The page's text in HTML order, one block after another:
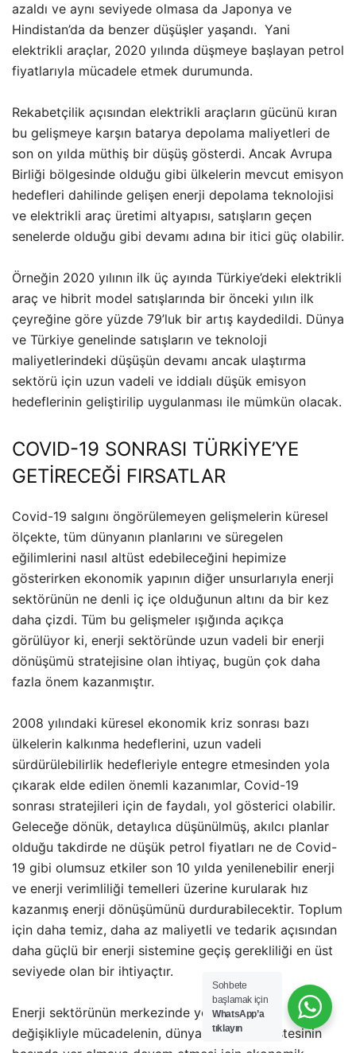
azaldı ve aynı seviyede olmasa da Japonya ve
Hindistan’da da benzer düşüşler yaşandı. Yani
elektrikli araçlar, 2020 yılında düşmeye başlayan petrol
fiyatlarıyla mücadele etmek durumunda.
Rekabetçilik açısından elektrikli araçların gücünü kıran
bu gelişmeye karşın batarya depolama maliyetleri de
son on yılda müthiş bir düşüş gösterdi. Ancak Avrupa
Birliği bölgesinde olduğu gibi ülkelerin mevcut emisyon
hedefleri dahilinde gelişen enerji depolama teknolojisi
ve elektrikli araç üretimi altyapısı, satışların geçen
senelerde olduğu gibi devamı adına bir itici güç olabilir.
Örneğin 2020 yılının ilk üç ayında Türkiye’deki elektrikli
araç ve hibrit model satışlarında bir önceki yılın ilk
çeyreğine göre yüzde 79’luk bir artış kaydedildi. Dünya
ve Türkiye genelinde satışların ve teknoloji
maliyetlerindeki düşüşün devamı ancak ulaştırma
sektörü için uzun vadeli ve iddialı düşük emisyon
hedeflerinin geliştirilip uygulanması ile mümkün olacak.
COVID-19 SONRASI TÜRKİYE’YE
GETİRECEĞİ FIRSATLAR
Covid-19 salgını öngörülemeyen gelişmelerin küresel
ölçekte, tüm dünyanın planlarını ve süregelen
eğilimlerini nasıl altüst edebileceğini hepimize
gösterirken ekonomik yapının diğer unsurlarıyla enerji
sektörünün ne denli iç içe olduğunun altını da bir kez
daha çizdi. Tüm bu gelişmeler ışığında açıkça
görülüyor ki, enerji sektöründe uzun vadeli bir enerji
dönüşümü stratejisine olan ihtiyaç, bugün çok daha
fazla önem kazanmıştır.
2008 yılındaki küresel ekonomik kriz sonrası bazı
ülkelerin kalkınma hedeflerini, uzun vadeli
sürdürülebilirlik hedefleriyle entegre etmesinden yola
çıkarak elde edilen önemli kazanımlar, Covid-19
sonrası stratejileri için de faydalı, yol gösterici olabilir.
Geleceğe dönük, detaylıca düşünülmüş, akılcı planlar
olduğu takdirde ne düşük petrol fiyatları ne de Covid-
19 gibi olumsuz etkiler son 10 yılda yenilenebilir enerji
ve enerji verimliliği temelleri üzerine kurularak hız
kazanmış enerji dönüşümünü durdurabilecektir. Toplum
için daha temiz, daha az maliyetli ve tedarik açısından
daha güçlü bir enerji sistemine geçiş gerekliliği en üst
seviyede olan bir ihtiyaçtır.
Enerji sektörünün merkezinde yer aldığı iklim
değişikliyle mücadelenin, dünyanın öncelik listesinin
Sohbete
başlamak için
WhatsApp’a
tıklayın